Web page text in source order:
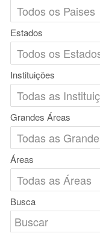
Estados
Instituições
Grandes Áreas
Áreas
Busca